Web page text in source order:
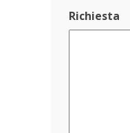
Richiesta